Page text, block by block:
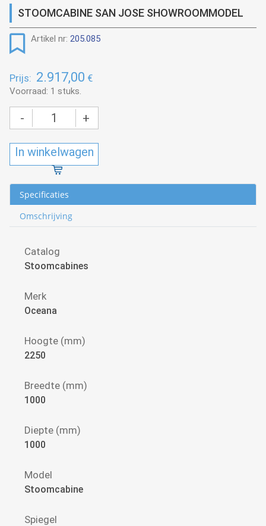
STOOMCABINE SAN JOSE SHOWROOMMODEL
Artikel nr: 205.085
Prijs: 2.917,00 €
Voorraad: 1 stuks.
- +
In winkelwagen
Specificaties
Omschrijving
Catalog
Stoomcabines
Merk
Oceana
Hoogte (mm)
2250
Breedte (mm)
1000
Diepte (mm)
1000
Model
Stoomcabine
Spiegel